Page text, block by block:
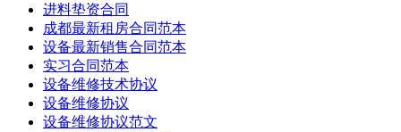
进料垫资合同
成都最新租房合同范本
设备最新销售合同范本
实习合同范本
设备维修技术协议
设备维修协议
设备维修协议范文